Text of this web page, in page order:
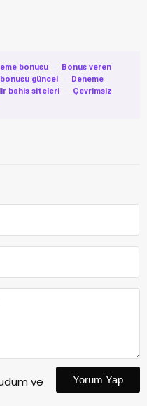
bonusu ·
Bonus veren
güncel ·
Deneme
bahis siteleri ·
Çevrimsiz
ve
Yorum Yap